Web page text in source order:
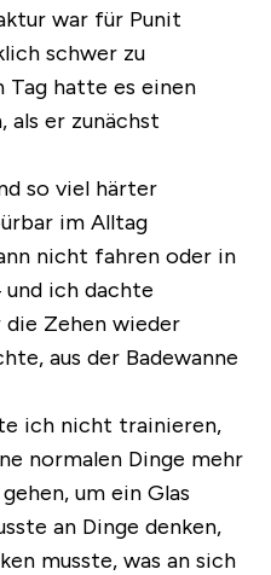
war für Punit
schwer zu
Tag hatte es einen
als er zunächst
so viel härter
im Alltag
nicht fahren oder in
und ich dachte
Zehen wieder
aus der Badewanne
ich nicht trainieren,
normalen Dinge mehr
um ein Glas
an Dinge denken,
musste, was an sich